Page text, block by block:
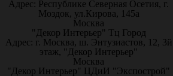
Адрес: Республике Северная Осетия, г.
Моздок, ул.Кирова, 145а
Москва
"Декор Интерьер" Тц Город
Адрес: г. Москва, ш. Энтузиастов, 12, 3й
этаж, "Декор Интерьер"
Москва
"Декор Интерьер" ЦДиИ "Экспострой"